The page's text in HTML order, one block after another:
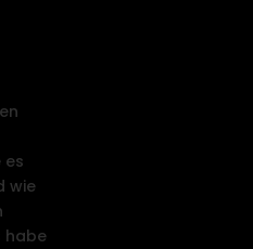
es
wie
habe